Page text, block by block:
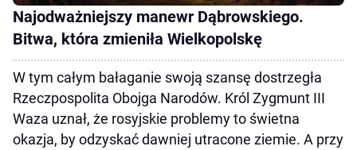
Najodważniejszy manewr Dąbrowskiego.
Bitwa, która zmieniła Wielkopolskę
W tym całym bałaganie swoją szansę dostrzegła
Rzeczpospolita Obojga Narodów. Król Zygmunt III
Waza uznał, że rosyjskie problemy to świetna
okazja, by odzyskać dawniej utracone ziemie. A przy